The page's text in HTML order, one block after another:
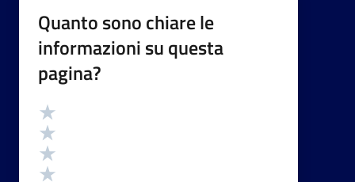
Quanto sono chiare le
informazioni su questa
pagina?
Valutazione